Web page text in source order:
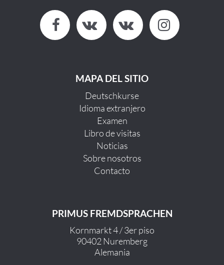
MAPA DEL SITIO
Deutschkurse
Idioma extranjero
Examen
Libro de visitas
Noticias
Sobre nosotros
Contacto
PRIMUS FREMDSPRACHEN
Kornmarkt 4 / 3er piso
90402 Nuremberg
Alemania